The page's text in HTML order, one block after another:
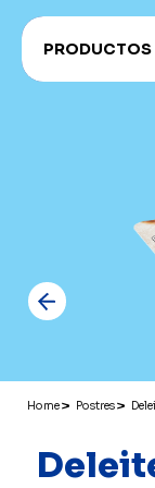
PRODUCTOS
Home Postres